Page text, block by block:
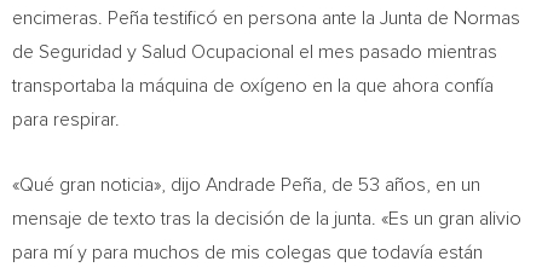
encimeras. Peña testificó en persona ante la Junta de Normas
de Seguridad y Salud Ocupacional el mes pasado mientras
transportaba la máquina de oxígeno en la que ahora confía
para respirar.
«Qué gran noticia», dijo Andrade Peña, de 53 años, en un
mensaje de texto tras la decisión de la junta. «Es un gran alivio
para mí y para muchos de mis colegas que todavía están